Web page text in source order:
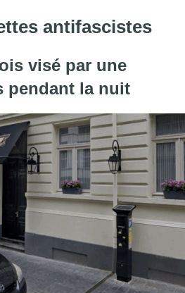
antifascistes
visé par une
pendant la nuit